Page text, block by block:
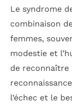
Le syndrome
combinaison
femmes,
modestie et
de reconnaître
l’échec et le